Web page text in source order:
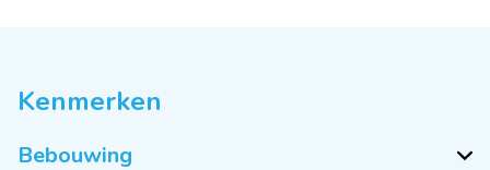
Kenmerken
Bebouwing